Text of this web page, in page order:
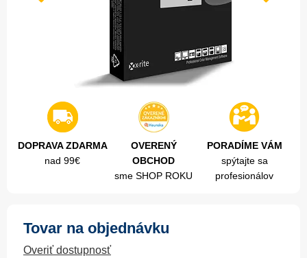
DOPRAVA ZDARMA
nad 99€
OVERENÝ
OBCHOD
sme SHOP ROKU
PORADÍME VÁM
spýtajte sa
profesionálov
Tovar na objednávku
Overiť dostupnosť